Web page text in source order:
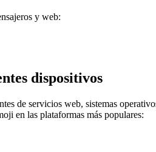
y web:
dispositivos
de servicios web, sistemas
en las plataformas más populares: